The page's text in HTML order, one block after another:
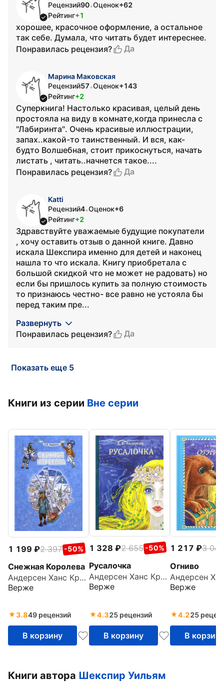
Рецензий90•Оценок+62
Рейтинг+1
хорошее, красочное оформление, а остальное
так себе. Думала, что читать будет интереснее.
Понравилась рецензия?
Да
Марина Маковская
Рецензий57•Оценок+143
Рейтинг+2
Суперкнига! Настолько красивая, целый день
простояла на виду в комнате,когда принесла с
"Лабиринта". Очень красивые иллюстрации,
запах..какой-то таинственный. И вся, как-
будто Волшебная, стоит прикоснуться, начать
листать , читать..начнется такое....
Понравилась рецензия?
Да
Katti
Рецензий4•Оценок+6
Рейтинг+2
Здравствуйте уважаемые будущие покупатели
, хочу оставить отзыв о данной книге. Давно
искала Шекспира именно для детей и наконец
нашла то что искала. Книгу приобретала с
большой скидкой что не может не радовать) но
если бы пришлось купить за полную стоимость
то признаюсь честно- все равно не устояла бы
перед таким пре...
Развернуть
Понравилась рецензия?
Да
Показать еще 5
Книги из серии Вне серии
1 199 2 397 -50%
Снежная Королева
Андерсен Ханс Кристиан
Верже
3.849 рецензий
В корзину
1 328 2 655 -50%
Русалочка
Андерсен Ханс Кристиан
Верже
4.325 рецензий
В корзину
1 217
3 042
Огниво
Верже
4.225
В корзину
Книги автора Шекспир Уильям